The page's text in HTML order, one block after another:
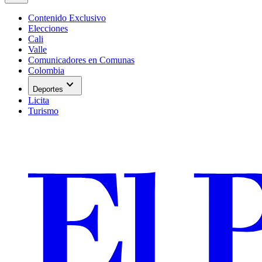
Contenido Exclusivo
Elecciones
Cali
Valle
Comunicadores en Comunas
Colombia
Deportes expand_more
Licita
Turismo